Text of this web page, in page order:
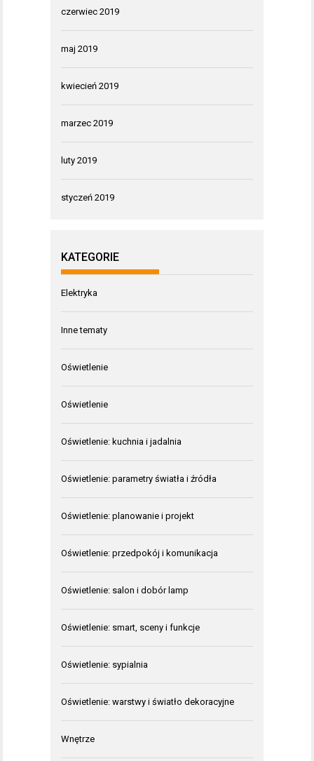
czerwiec 2019
maj 2019
kwiecień 2019
marzec 2019
luty 2019
styczeń 2019
KATEGORIE
Elektryka
Inne tematy
Oświetlenie
Oświetlenie
Oświetlenie: kuchnia i jadalnia
Oświetlenie: parametry światła i źródła
Oświetlenie: planowanie i projekt
Oświetlenie: przedpokój i komunikacja
Oświetlenie: salon i dobór lamp
Oświetlenie: smart, sceny i funkcje
Oświetlenie: sypialnia
Oświetlenie: warstwy i światło dekoracyjne
Wnętrze